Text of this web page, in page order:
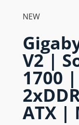
NEW
V2 |
1700
ATX |